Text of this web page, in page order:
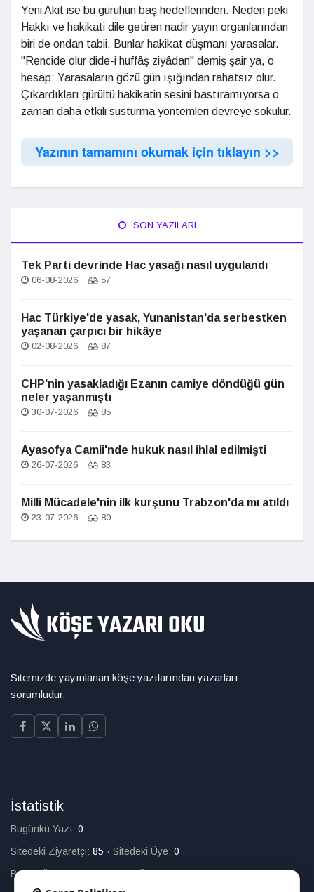
Yeni Akit ise bu güruhun baş hedeflerinden. Neden peki
Hakkı ve hakikati dile getiren nadir yayın organlarından
biri de ondan tabii. Bunlar hakikat düşmanı yarasalar.
"Rencide olur dide-i huffâş ziyâdan" demiş şair ya, o
hesap: Yarasaların gözü gün ışığından rahatsız olur.
Çıkardıkları gürültü hakikatin sesini bastıramıyorsa o
zaman daha etkili susturma yöntemleri devreye sokulur.
Yazının tamamını okumak için tıklayın >>
SON YAZILARI
Tek Parti devrinde Hac yasağı nasıl uygulandı
06-08-2026 57
Hac Türkiye'de yasak, Yunanistan'da serbestken
yaşanan çarpıcı bir hikâye
02-08-2026 87
CHP'nin yasakladığı Ezanın camiye döndüğü gün
neler yaşanmıştı
30-07-2026 85
Ayasofya Camii'nde hukuk nasıl ihlal edilmişti
26-07-2026 83
Milli Mücadele'nin ilk kurşunu Trabzon'da mı atıldı
23-07-2026 80
Sitemizde yayınlanan köşe yazılarından yazarları
sorumludur.
İstatistik
Bugünkü Yazı: 0
Sitedeki Ziyaretçi: 85 · Sitedeki Üye: 0
Bugün Üye Olan:0·Toplam Üye:226